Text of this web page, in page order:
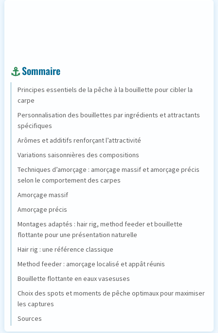
Sommaire
Principes essentiels de la pêche à la bouillette pour cibler la
carpe
Personnalisation des bouillettes par ingrédients et attractants
spécifiques
Arômes et additifs renforçant l’attractivité
Variations saisonnières des compositions
Techniques d’amorçage : amorçage massif et amorçage précis
selon le comportement des carpes
Amorçage massif
Amorçage précis
Montages adaptés : hair rig, method feeder et bouillette
flottante pour une présentation naturelle
Hair rig : une référence classique
Method feeder : amorçage localisé et appât réunis
Bouillette flottante en eaux vasesuses
Choix des spots et moments de pêche optimaux pour maximiser
les captures
Sources